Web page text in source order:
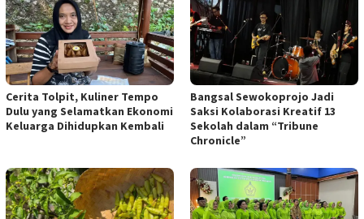
Cerita Tolpit, Kuliner Tempo
Dulu yang Selamatkan Ekonomi
Keluarga Dihidupkan Kembali
Bangsal Sewokoprojo Jadi
Saksi Kolaborasi Kreatif 13
Sekolah dalam “Tribune
Chronicle”